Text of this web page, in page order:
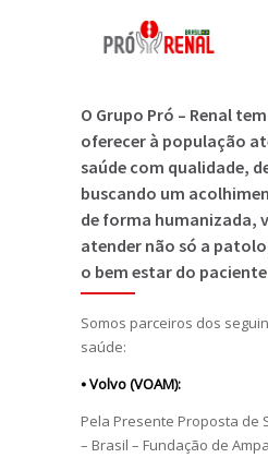
O Grupo Pró – Renal
oferecer à população
saúde com qualidade,
buscando um
de forma humanizada,
atender não só a
o bem estar do
Somos parceiros dos
saúde:
⦁ Volvo (VOAM):
Pela Presente Proposta de
– Brasil – Fundação de